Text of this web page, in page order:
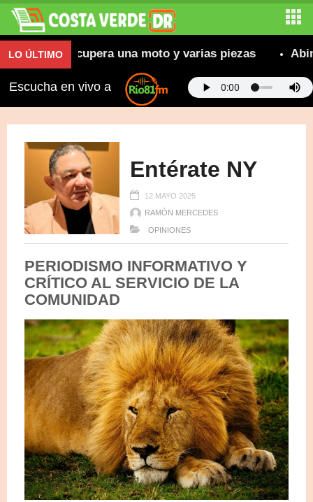
LO ÚLTIMO
recupera una moto y varias piezas Abinader
Escucha en vivo a
Entérate NY
12 MAYO 2025
RAMÓN MERCEDES
OPINIONES
PERIODISMO INFORMATIVO Y
CRÍTICO AL SERVICIO DE LA
COMUNIDAD